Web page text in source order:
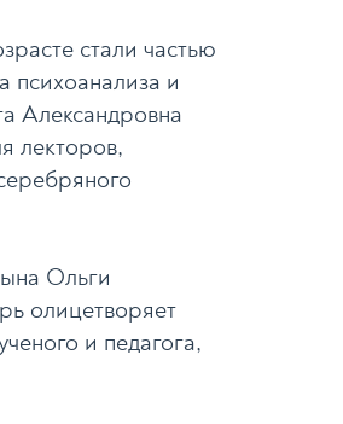
стали частью
психоанализа и
Александровна
лекторов,
Ольги
олицетворяет
и педагога,